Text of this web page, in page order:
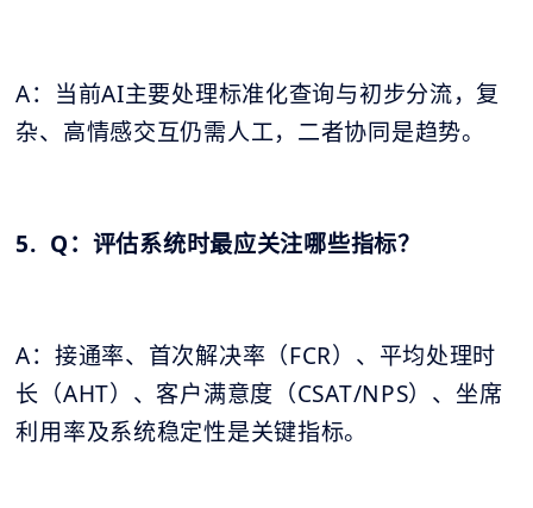
A：当前AI主要处理标准化查询与初步分流，复
杂、高情感交互仍需人工，二者协同是趋势。
5. Q：评估系统时最应关注哪些指标？
A：接通率、首次解决率（FCR）、平均处理时
长（AHT）、客户满意度（CSAT/NPS）、坐席
利用率及系统稳定性是关键指标。